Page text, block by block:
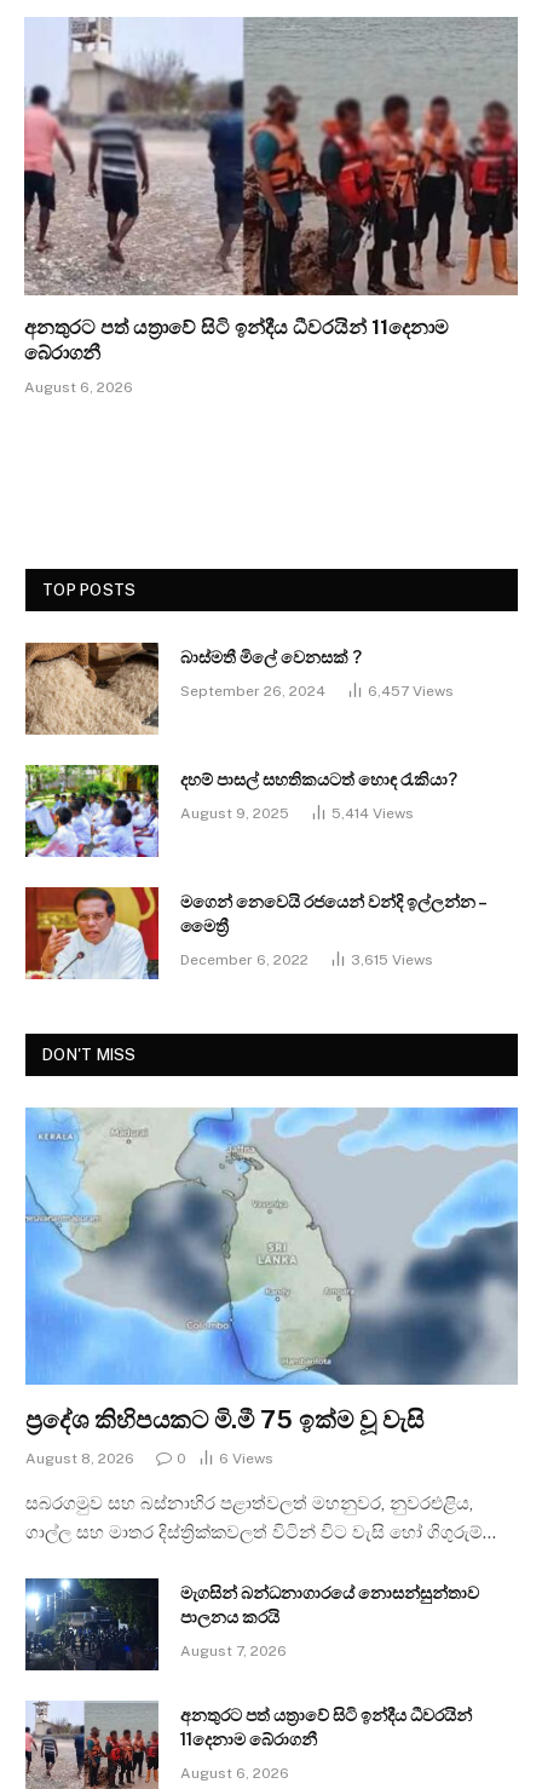
අනතුරට පත් යත්‍රාවේ සිටි ඉන්දීය ධීවරයින් 11දෙනාම
බේරාගනී
August 6, 2026
TOP POSTS
බාස්මතී මිලේ වෙනසක් ?
September 26, 2024 6,457 Views
දහම් පාසල් සහතිකයටත් හොඳ රැකියා?
August 9, 2025 5,414 Views
මගෙන් නෙවෙයි රජයෙන් වන්දි ඉල්ලන්න –
මෛත්‍රී
December 6, 2022 3,615 Views
DON'T MISS
ප්‍රදේශ කිහිපයකට මි.මී 75 ඉක්ම වූ වැසි
August 8, 2026 0 6 Views
සබරගමුව සහ බස්නාහිර පළාත්වලත් මහනුවර, නුවරඑළිය,
ගාල්ල සහ මාතර දිස්ත්‍රික්කවලත් විටින් විට වැසි හෝ ගිගුරුම්…
මැගසින් බන්ධනාගාරයේ නොසන්සුන්තාව
පාලනය කරයි
August 7, 2026
අනතුරට පත් යත්‍රාවේ සිටි ඉන්දීය ධීවරයින්
11දෙනාම බේරාගනී
August 6, 2026